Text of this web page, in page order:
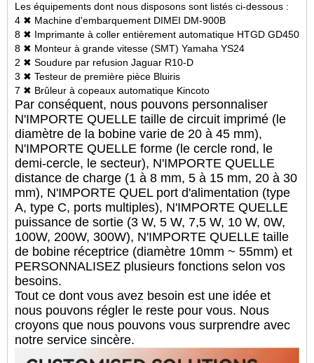
Les équipements dont nous disposons sont listés ci-dessous :
4 ✖ Machine d'embarquement DIMEI DM-900B
8 ✖ Imprimante à coller entièrement automatique HTGD GD450
8 ✖ Monteur à grande vitesse (SMT) Yamaha YS24
2 ✖ Soudure par refusion Jaguar R10-D
3 ✖ Testeur de première pièce Bluiris
7 ✖ Brûleur à copeaux automatique Kincoto
Par conséquent, nous pouvons personnaliser
N'IMPORTE QUELLE taille de circuit imprimé (le
diamètre de la bobine varie de 20 à 45 mm),
N'IMPORTE QUELLE forme (le cercle rond, le
demi-cercle, le secteur), N'IMPORTE QUELLE
distance de charge (1 à 8 mm, 5 à 15 mm, 20 à 30
mm), N'IMPORTE QUEL port d'alimentation (type
A, type C, ports multiples), N'IMPORTE QUELLE
puissance de sortie (3 W, 5 W, 7,5 W, 10 W, 0W,
100W, 200W, 300W), N'IMPORTE QUELLE taille
de bobine réceptrice (diamètre 10mm ~ 55mm) et
PERSONNALISEZ plusieurs fonctions selon vos
besoins.
Tout ce dont vous avez besoin est une idée et
nous pouvons régler le reste pour vous. Nous
croyons que nous pouvons vous surprendre avec
notre service sincère.